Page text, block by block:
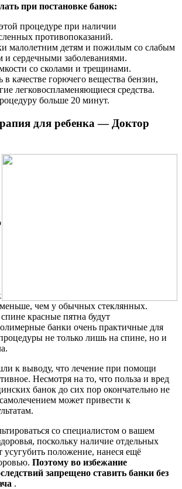
при постановке банок:
процедуре при наличии
противопоказаний.
малолетним детям и пожилым со слабым
и сердечными заболеваниями.
со сколами и трещинами.
в качестве горючего вещества бензин,
легковоспламеняющиеся средства.
больше 20 минут.
для ребенка — Доктор
меньше, чем у обычных стеклянных.
красные пятна будут
банки очень практичные для
не только лишь на спине, но и
к выводу, что лечение при помощи
Несмотря на то, что польза и вред
банок до сих пор окончательно не
может привести к
со специалистом о вашем
поскольку наличие отдельных
усугубить положение, нанеся ещё
Поэтому во избежание
запрещено ставить банки без
.